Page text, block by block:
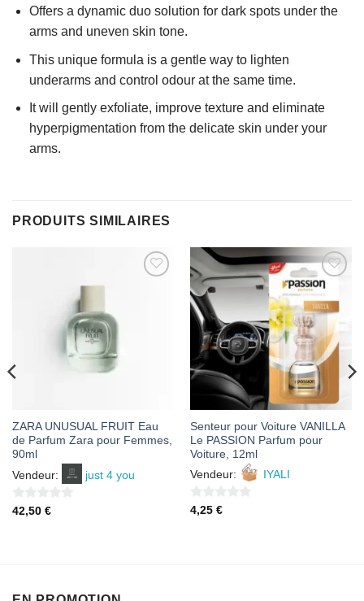
Offers a dynamic duo solution for dark spots under the
arms and uneven skin tone.
This unique formula is a gentle way to lighten
underarms and control odour at the same time.
It will gently exfoliate, improve texture and eliminate
hyperpigmentation from the delicate skin under your
arms.
PRODUITS SIMILAIRES
FAVORIS
ZARA UNUSUAL FRUIT Eau
de Parfum Zara pour Femmes,
90ml
Vendeur:
just 4 you
0
42,50 €
AJOUTER
À MES
FAVORIS
Senteur pour Voiture VANILLA
Le PASSION Parfum pour
Voiture, 12ml
Vendeur:
IYALI
0
4,25 €